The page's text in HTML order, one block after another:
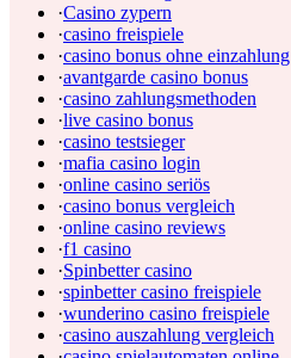
·Casino zypern
·casino freispiele
·casino bonus ohne einzahlung
·avantgarde casino bonus
·casino zahlungsmethoden
·live casino bonus
·casino testsieger
·mafia casino login
·online casino seriös
·casino bonus vergleich
·online casino reviews
·f1 casino
·Spinbetter casino
·spinbetter casino freispiele
·wunderino casino freispiele
·casino auszahlung vergleich